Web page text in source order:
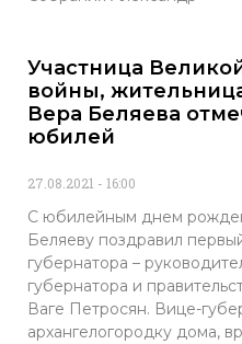
Участница
войны,
Вера Беляева
юбилей
27.08.2021 16:00
С юбилейным днем
Беляеву поздравил
губернатора –
губернатора и
Ваге Петросян. Вице-
архангелогородку дома,